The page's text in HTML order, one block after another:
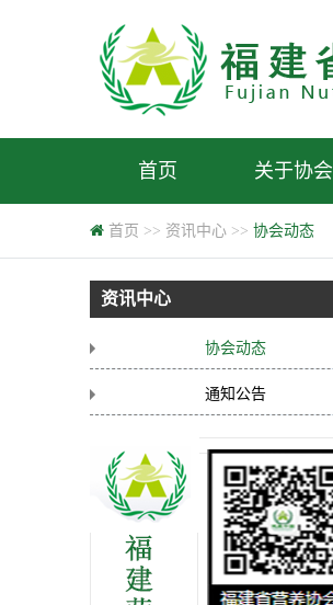
首页 关于协会
首页 >> 资讯中心 >> 协会动态
资讯中心
协会动态
通知公告